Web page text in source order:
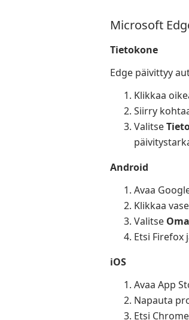
Microsoft
Tietokone
Edge päivittyy
Klikkaa
Siirry
Valitse
Android
Avaa
Klikkaa
Valitse
Etsi Firefox
iOS
Avaa App
Napauta
Etsi